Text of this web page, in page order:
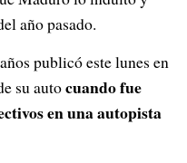
año pasado.
publicó este lunes en
su autocuando fue
en una autopista